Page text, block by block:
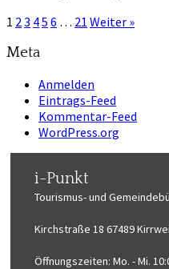
1 23 45 6 … 21 Weiter »
Meta
Anmelden
Eintrags-Feed
Kommentar-Feed
WordPress.org
i-Punkt
Tourismus-und
Kirchstraße 18 67489
Öffnungszeiten: Mo. - Mi.